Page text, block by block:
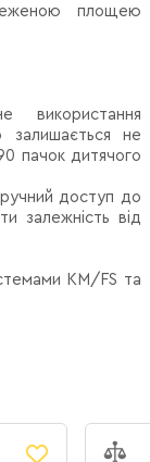
площею
використання
залишається не
пачок дитячого
доступ до
залежність від
КМ/FS та